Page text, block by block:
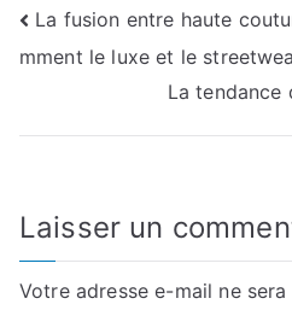
Navigation
de
l’article
La fusion entre haute
mment le luxe et le
La tendance
Laisser un
Votre adresse e-mail ne